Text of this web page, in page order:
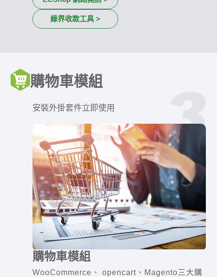
綠界收款工具 >
購物車模組
安裝外掛套件立即使用
購物車模組
WooCommerce、 opencart、Magento三大購